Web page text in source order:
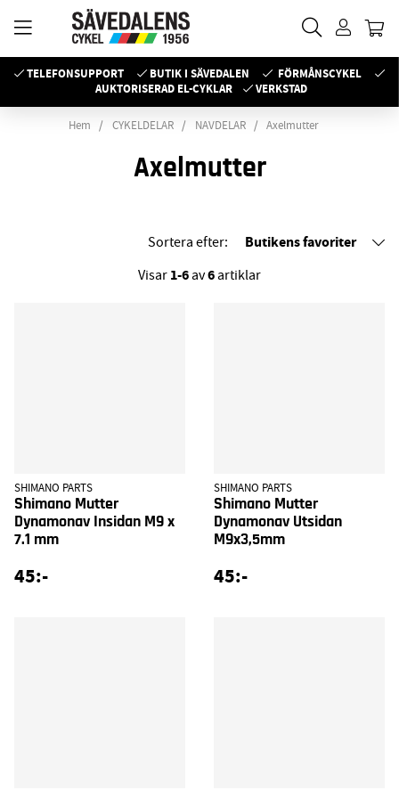
TELEFONSUPPORT BUTIK I SÄVEDALEN
FÖRMÅNSCYKEL
AUKTORISERAD EL-CYKLAR
VERKSTAD
Hem CYKELDELAR NAVDELAR Axelmutter
Axelmutter
Sortera efter: Butikens favoriter
Visar 1-6av6artiklar
SHIMANO PARTS
Shimano Mutter
Dynamonav Insidan M9 x
7.1 mm
45:-
SHIMANO PARTS
Shimano Mutter
Dynamonav Utsidan
M9x3,5mm
45:-